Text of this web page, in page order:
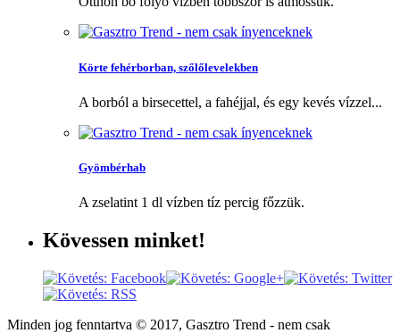
Körte fehérborban, szőlőlevelekben
A borból a birsecettel, a fahéjjal, és egy kevés vízzel...
Gyömbérhab
A zselatint 1 dl vízben tíz percig főzzük.
Kövessen minket!
Minden jog fenntartva © 2017, Gasztro Trend - nem csak